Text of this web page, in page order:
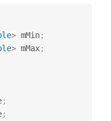
> mMin;
> mMax;
;
;